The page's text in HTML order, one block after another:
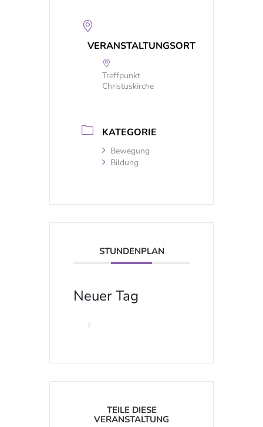
VERANSTALTUNGSORT
Treffpunkt
Christuskirche
KATEGORIE
Bewegung
Bildung
STUNDENPLAN
Neuer Tag
TEILE DIESE
VERANSTALTUNG